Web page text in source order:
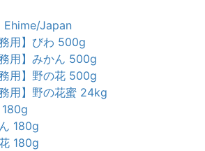
Japan
務用】びわ 500g
務用】みかん 500g
務用】野の花 500g
務用】野の花蜜 24kg
180g
180g